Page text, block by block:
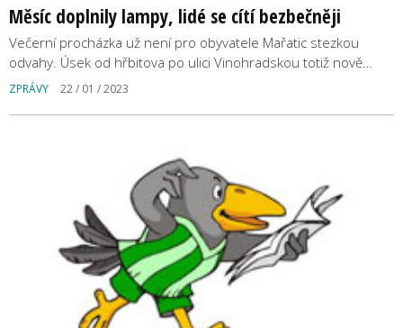
Měsíc doplnily lampy, lidé se cítí bezbečněji
Večerní procházka už není pro obyvatele Mařatic stezkou
odvahy. Úsek od hřbitova po ulici Vinohradskou totiž nově…
ZPRÁVY 22 / 01 / 2023